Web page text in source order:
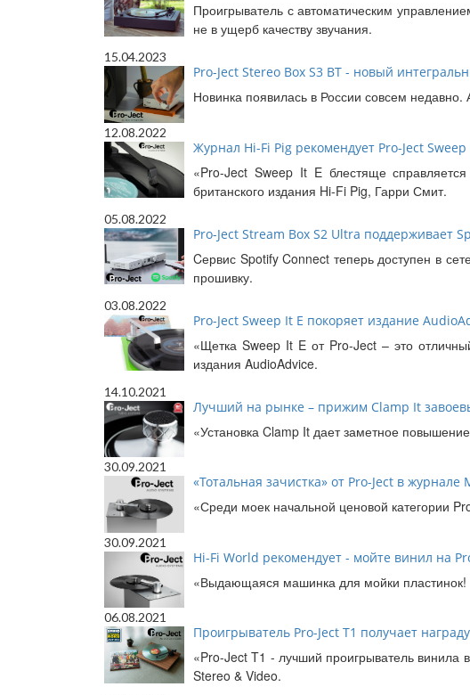
Проигрыватель с автоматическим
не в ущерб качеству звучания.
15.04.2023
Pro-Ject Stereo Box S3 BT - новый
Новинка появилась в России совсем
12.08.2022
Журнал Hi-Fi Pig рекомендует Pro-Ject Sweep
«Pro-Ject Sweep It E блестяще
британского издания Hi-Fi Pig, Гарри Смит.
05.08.2022
Pro-Ject Stream Box S2 Ultra поддерживает
Cервис Spotify Connect теперь доступен в
прошивку.
03.08.2022
Pro-Ject Sweep It E покоряет издание
«Щетка Sweep It E от Pro-Ject – это
издания AudioAdvice.
14.10.2021
Лучший на рынке – прижим Clamp It
«Установка Clamp It дает заметное
30.09.2021
«Тотальная зачистка» от Pro-Ject в журнале
«Среди моек начальной ценовой категории
30.09.2021
Hi-Fi World рекомендует - мойте винил на
«Выдающаяся машинка для мойки пластинок!
06.08.2021
Проигрыватель Pro-Ject T1 получает
«Pro-Ject T1 - лучший проигрыватель винила
Stereo & Video.